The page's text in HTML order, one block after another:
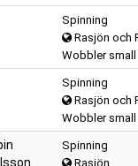
Spinning
Rasjön och
Wobbler small
Spinning
Rasjön och
Wobbler small
Spinning
Rasjön